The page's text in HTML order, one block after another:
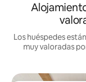
Los huéspedes
muy valoradas